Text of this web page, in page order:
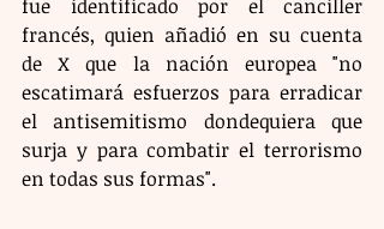
fue identificado por el canciller
francés, quien añadió en su cuenta
de X que la nación europea "no
escatimará esfuerzos para erradicar
el antisemitismo dondequiera que
surja y para combatir el terrorismo
en todas sus formas".